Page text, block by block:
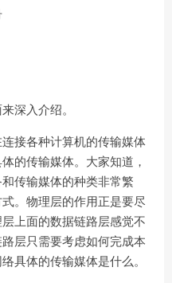
深入介绍。
接各种计算机的传输媒体
的传输媒体。大家知道，
传输媒体的种类非常繁
。物理层的作用正是要尽
上面的数据链路层感觉不
层只需要考虑如何完成本
具体的传输媒体是什么。